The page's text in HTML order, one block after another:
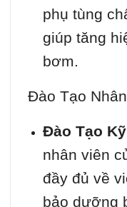
phụ tùng
giúp tăng
bơm.
Đào Tạo
Đào Tạo
nhân viên
đầy đủ về
bảo dưỡng